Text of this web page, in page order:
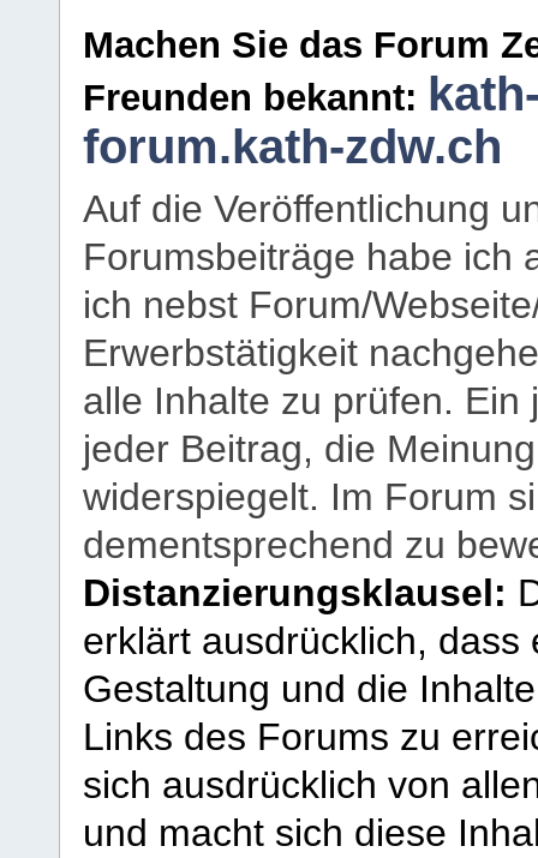
Machen Sie das Forum
Freunden bekannt:
forum.kath-zdw.ch
Auf die Veröffentlichung
Forumsbeiträge habe ich
ich nebst Forum/
Erwerbstätigkeit
alle Inhalte zu prüfen.
jeder Beitrag, die
widerspiegelt. Im Forum
dementsprechend zu
Distanzierungsklausel:
erklärt ausdrücklich,
Gestaltung und die
Links des Forums zu
sich ausdrücklich von
und macht sich diese